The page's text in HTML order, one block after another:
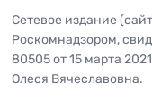
Сетевое издание
Роскомнадзором,
80505 от 15 марта
Олеся Вячеславовна.